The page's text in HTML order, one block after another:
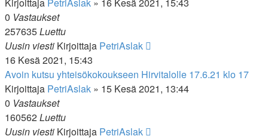
0 Vastaukset
257635Luettu
Uusin viesti Kirjoittaja PetriAslak
16 Kesä 2021, 15:43
Avoin kutsu yhteisökokoukseen Hirvitalolle 17.6.21 klo 17
Kirjoittaja PetriAslak » 15 Kesä 2021, 13:44
0 Vastaukset
160562Luettu
Uusin viesti Kirjoittaja PetriAslak